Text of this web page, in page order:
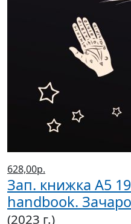
628,00р.
Зап. книжка А5
handbook.
(2023 г.)